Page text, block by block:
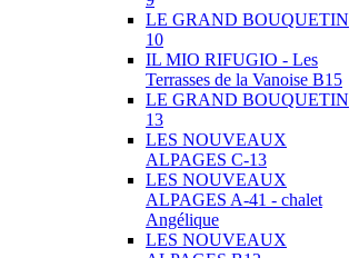
LE GRAND BOUQUETIN
10
IL MIO RIFUGIO - Les
Terrasses de la Vanoise B15
LE GRAND BOUQUETIN
13
LES NOUVEAUX
ALPAGES C-13
LES NOUVEAUX
ALPAGES A-41 - chalet
Angélique
LES NOUVEAUX